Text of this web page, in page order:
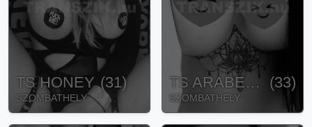
TS HONEY (31)
SZOMBATHELY
TS ARABELLA (33)
SZOMBATHELY